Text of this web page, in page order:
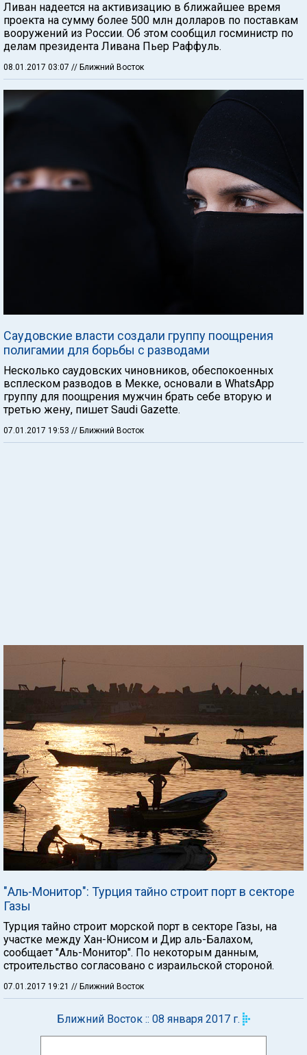
Ливан надеется на активизацию в ближайшее время
проекта на сумму более 500 млн долларов по поставкам
вооружений из России. Об этом сообщил госминистр по
делам президента Ливана Пьер Раффуль.
08.01.2017 03:07 // Ближний Восток
Саудовские власти создали группу поощрения
полигамии для борьбы с разводами
Несколько саудовских чиновников, обеспокоенных
всплеском разводов в Мекке, основали в WhatsApp
группу для поощрения мужчин брать себе вторую и
третью жену, пишет Saudi Gazette.
07.01.2017 19:53 // Ближний Восток
"Аль-Монитор": Турция тайно строит порт в секторе
Газы
Турция тайно строит морской порт в секторе Газы, на
участке между Хан-Юнисом и Дир аль-Балахом,
сообщает "Аль-Монитор". По некоторым данным,
строительство согласовано с израильской стороной.
07.01.2017 19:21 // Ближний Восток
Ближний Восток :: 08 января 2017 г.